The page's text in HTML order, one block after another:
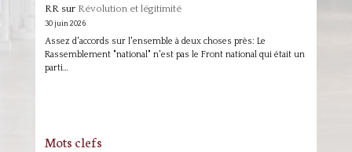
RR sur Révolution et légitimité
30 juin 2026
Assez d'accords sur l'ensemble à deux choses près: Le
Rassemblement "national" n'est pas le Front national qui était un
parti…
Mots clefs